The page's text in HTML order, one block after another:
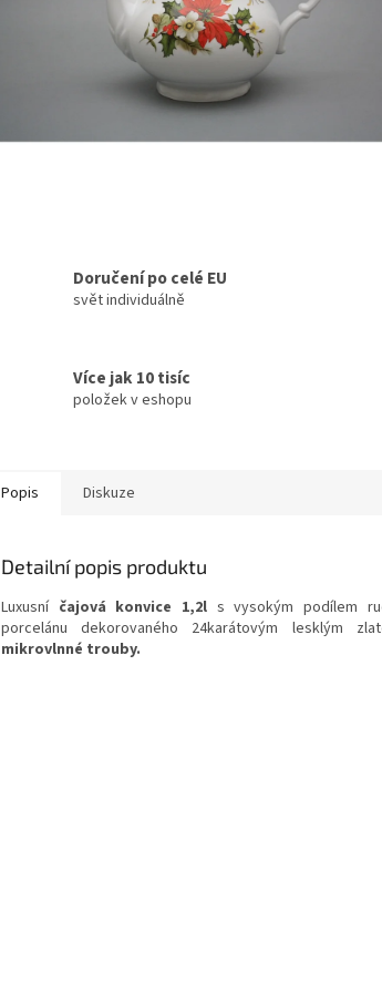
Doručení po celé EU
svět individuálně
Více jak 10 tisíc
položek v eshopu
Popis Diskuze
Detailní popis produktu
Luxusní čajová konvice 1,2l s vysokým podílem
porcelánu dekorovaného 24karátovým lesklým
mikrovlnné trouby.